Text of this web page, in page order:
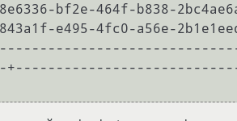
bf2e-464f-b838-
e495-4fc0-a56e-